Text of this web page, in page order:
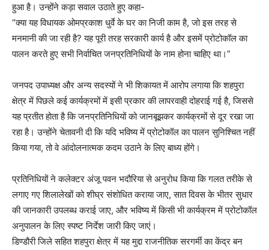
हुआ है। उन्होंने कड़ा सवाल उठाते हुए कहा-
“क्या यह विधायक ओमप्रकाश धुर्वे के घर का निजी काम है, जो इस तरह से
मनमानी की जा रही है? यह पूरी तरह सरकारी कार्य है और इसमें प्रोटोकॉल का
पालन करते हुए सभी निर्वाचित जनप्रतिनिधियों के नाम होना चाहिए था।”
जनपद उपाध्यक्ष और अन्य सदस्यों ने भी शिकायत में आरोप लगाया कि शहपुरा
क्षेत्र में पिछले कई कार्यक्रमों में इसी प्रकार की लापरवाही दोहराई गई है, जिससे
यह प्रतीत होता है कि जनप्रतिनिधियों को जानबूझकर कार्यक्रमों से दूर रखा जा
रहा है। उन्होंने चेतावनी दी कि यदि भविष्य में प्रोटोकॉल का पालन सुनिश्चित नहीं
किया गया, तो वे आंदोलनात्मक कदम उठाने के लिए बाध्य होंगे।
प्रतिनिधियों ने कलेक्टर अंजू पवन भदौरिया से अनुरोध किया कि गलत तरीके से
लगाए गए शिलालेखों को शीघ्र संशोधित कराया जाए, सात दिवस के भीतर सुधार
की जानकारी उपलब्ध कराई जाए, और भविष्य में किसी भी कार्यक्रम में प्रोटोकॉल
अनुपालन के लिए स्पष्ट निर्देश जारी किए जाएं।
डिण्डौरी जिले सहित शहपुरा क्षेत्र में यह मुद्दा राजनीतिक सरगर्मी का केंद्र बन